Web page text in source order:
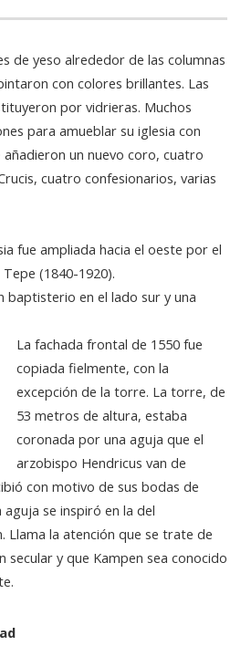
de yeso alrededor de las columnas
con colores brillantes. Las
por vidrieras. Muchos
para amueblar su iglesia con
un nuevo coro, cuatro
cuatro confesionarios, varias
fue ampliada hacia el oeste por el
(1840-1920).
baptisterio en el lado sur y una
La fachada frontal de 1550 fue
copiada fielmente, con la
excepción de la torre. La torre, de
53 metros de altura, estaba
coronada por una aguja que el
arzobispo Hendricus van de
con motivo de sus bodas de
se inspiró en la del
Llama la atención que se trate de
secular y que Kampen sea conocido